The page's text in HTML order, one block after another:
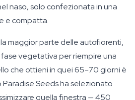
naso, solo confezionata in una
e compatta.
maggior parte delle autofiorenti,
vegetativa per riempire una
che ottieni in quei 65–70 giorni è
Seeds ha selezionato
quella finestra — 450